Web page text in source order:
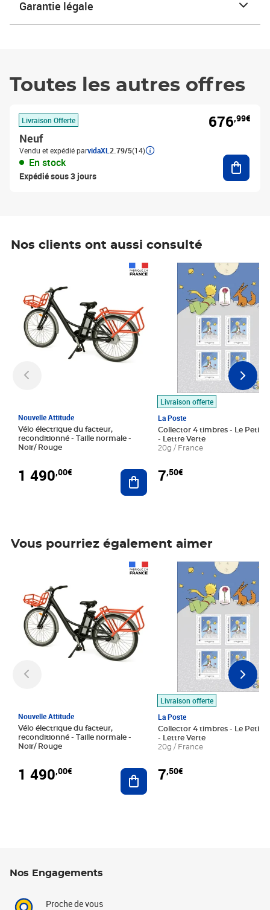
Garantie légale
Toutes les autres offres
Livraison Offerte
Neuf
Vendu et expédié parvidaXL 2.79/5(14)
En stock
Expédié sous 3 jours
676,99€
Nos clients ont aussi consulté
Nouvelle Attitude
Vélo électrique du facteur,
reconditionné - Taille normale -
Noir/ Rouge
1 490,00€ Ajouter au panier
Livraison offerte
La Poste
Collector 4 timbres - Le Petit
- Lettre Verte
20g / France
7,50€
Prix 7,50€
Vous pourriez également aimer
Nouvelle Attitude
Vélo électrique du facteur,
reconditionné - Taille normale -
Noir/ Rouge
1 490,00€ Ajouter au panier
Livraison offerte
La Poste
Collector 4 timbres - Le Petit
- Lettre Verte
20g / France
7,50€
Prix 7,50€
Nos Engagements
Proche de vous